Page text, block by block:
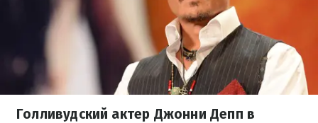
Голливудский актер Джонни Депп в